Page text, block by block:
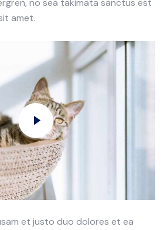
no sea takimata sanctus est
amet.
et justo duo dolores et ea